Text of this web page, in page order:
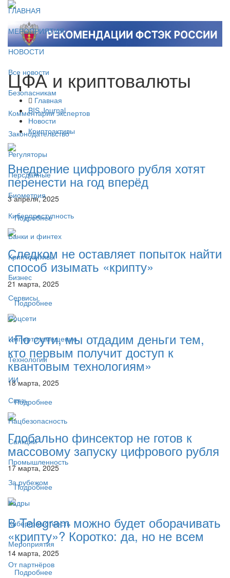
ГЛАВНАЯ
МЕРОПРИЯТИЯ
НОВОСТИ
Все новости
Безопасникам
Комментарии экспертов
Законодательство
Регуляторы
Персданные
Биометрия
Киберпреступность
Банки и финтех
Криптоактивы
Бизнес
Сервисы
Соцсети
Импортозамещение
Технологии
ИИ
Связь
Нацбезопасность
Санкции
Промышленность
За рубежом
Кадры
Киберграмотность
Мероприятия
От партнёров
ЦФА и криптовалюты
Главная
BIS Journal
Новости
Криптоактивы
Внедрение цифрового рубля хотят
перенести на год вперёд
3 апреля, 2025
Подробнее
Следком не оставляет попыток найти
способ изымать «крипту»
21 марта, 2025
Подробнее
«По сути, мы отдадим деньги тем,
кто первым получит доступ к
квантовым технологиям»
18 марта, 2025
Подробнее
Глобально финсектор не готов к
массовому запуску цифрового рубля
17 марта, 2025
Подробнее
В Telegram можно будет оборачивать
«крипту»? Коротко: да, но не всем
14 марта, 2025
Подробнее